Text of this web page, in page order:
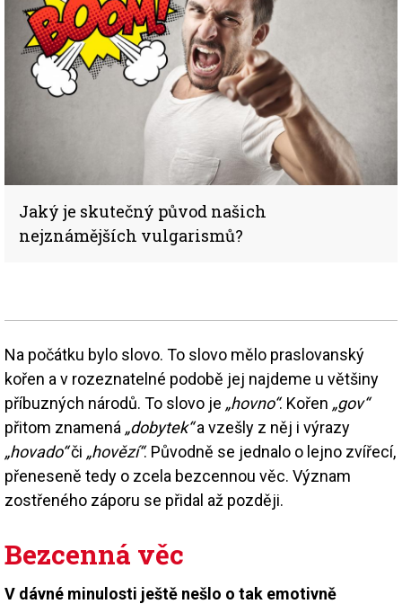
Jaký je skutečný původ našich
nejznámějších vulgarismů?
Na počátku bylo slovo. To slovo mělo praslovanský
kořen a v rozeznatelné podobě jej najdeme u většiny
příbuzných národů. To slovo je „hovno“. Kořen „gov“
přitom znamená „dobytek“a vzešly z něj i výrazy
„hovado“či „hovězí“. Původně se jednalo o lejno zvířecí,
přeneseně tedy o zcela bezcennou věc. Význam
zostřeného záporu se přidal až později.
Bezcenná věc
V dávné minulosti ještě nešlo o tak emotivně